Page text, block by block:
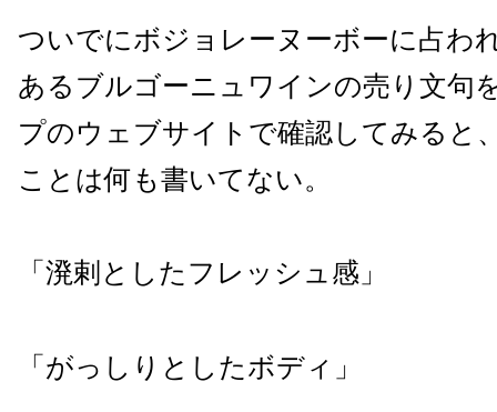
ついでにボジョレーヌーボーに占わ
あるブルゴーニュワインの売り文句
プのウェブサイトで確認してみると
ことは何も書いてない。
「溌剌としたフレッシュ感」
「がっしりとしたボディ」